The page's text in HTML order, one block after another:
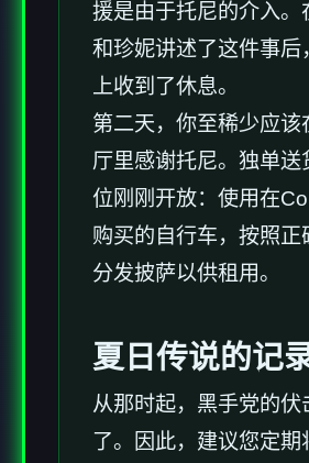
援是由于托尼的介入。
和珍妮讲述了这件事后
上收到了休息。
第二天，你至稀少应该
厅里感谢托尼。独单送
位刚刚开放：使用在
购买的自行车，按照正
分发披萨以供租用。
夏日传说的记
从那时起，黑手党的伏
了。因此，建议您定期